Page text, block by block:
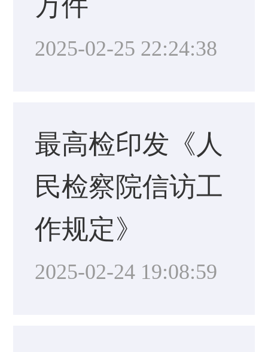
2025-02-25 22:24:38
最高检印发《人
民检察院信访工
作规定》
2025-02-24 19:08:59